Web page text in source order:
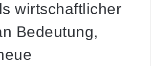
wirtschaftlicher
Bedeutung,